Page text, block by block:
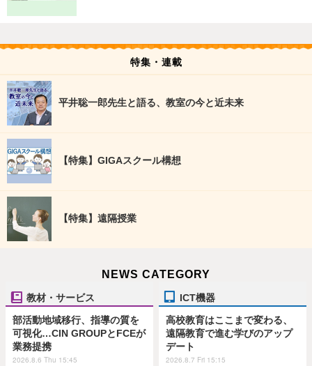
特集・連載
平井聡一郎先生と語る、教室の今と近未来
【特集】GIGAスクール構想
【特集】遠隔授業
NEWS CATEGORY
教材・サービス
部活動地域移行、指導の質を
可視化…CIN GROUPとFCEが
業務提携
2026.8.6 Thu 15:45
ICT機器
高校教育はここまで変わる、
遠隔教育で進む学びのアップ
デート
2026.8.7 Fri 15:15